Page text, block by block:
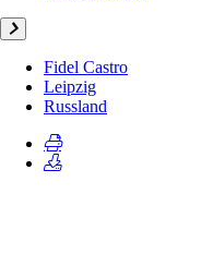
Fidel Castro
Leipzig
Russland